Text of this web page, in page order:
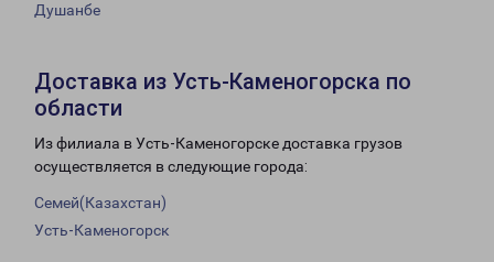
Душанбе
Доставка из Усть-Каменогорска по
области
Из филиала в Усть-Каменогорске доставка грузов
осуществляется в следующие города:
Семей(Казахстан)
Усть-Каменогорск